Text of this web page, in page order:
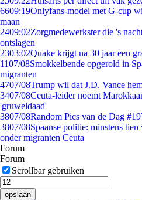
6609:19Onlyfans-model met G-cup
maan
2409:02Zorgmedewerkster die 's
ontslagen
2303:02Quake krijgt na 30 jaar een
1107/08Smokkelbende opgerold in
migranten
4707/08Trump wil dat J.D. Vance
3407/08Ceuta-leider noemt
'gruweldaad'
3807/08Random Pics van de Dag
3807/08Spaanse politie: minstens
onder migranten Ceuta
Forum
Forum
Scrollbar gebruiken
opslaan